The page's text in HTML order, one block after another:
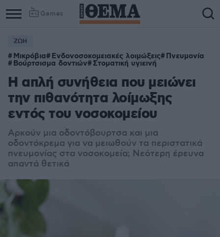
Games
ΖΩΗ
Μικρόβια Ενδονοσοκομειακές λοιμώξεις Πνευμονία
Βούρτσισμα δοντιών Στοματική υγιεινή
H απλή συνήθεια που μειώνει
την πιθανότητα λοίμωξης
εντός του νοσοκομείου
Αρκούν μια οδοντόβουρτσα και μια
οδοντόκρεμα για να μειωθούν τα περιστατικά
πνευμονίας στα νοσοκομεία; Νεότερη έρευνα
απαντά θετικά